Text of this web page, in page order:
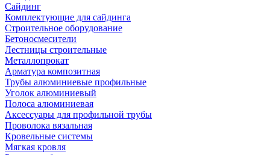
Сайдинг
Комплектующие для сайдинга
Строительное оборудование
Бетоносмесители
Лестницы строительные
Металлопрокат
Арматура композитная
Трубы алюминиевые профильные
Уголок алюминиевый
Полоса алюминиевая
Аксессуары для профильной трубы
Проволока вязальная
Кровельные системы
Мягкая кровля